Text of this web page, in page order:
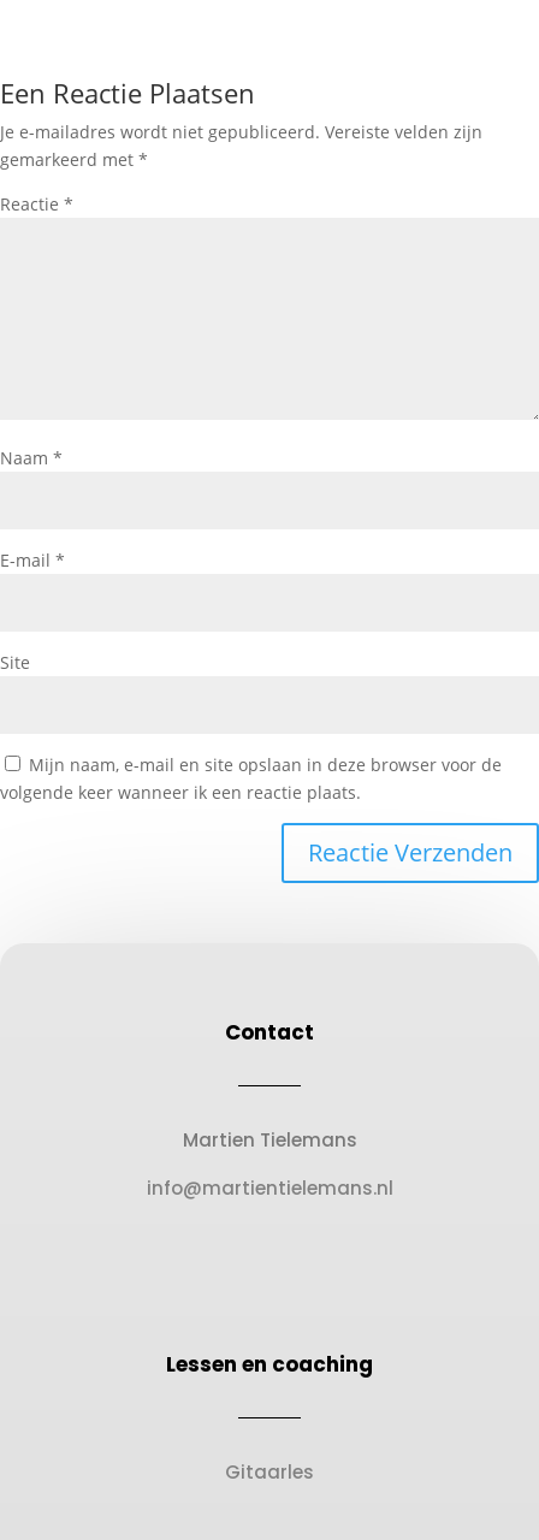
Een Reactie Plaatsen
Je e-mailadres wordt niet gepubliceerd. Vereiste velden zijn
gemarkeerd met *
Reactie *
Naam *
E-mail *
Site
Mijn naam, e-mail en site opslaan in deze browser voor de
volgende keer wanneer ik een reactie plaats.
Contact
Martien Tielemans
info@martientielemans.nl
Lessen en coaching
Gitaarles